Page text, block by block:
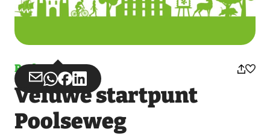
Parkeren
Deel
via
Email
Deel
via
WhatsApp
Deel
op
Facebook
Deel
op
Veluwe startpunt
Poolseweg